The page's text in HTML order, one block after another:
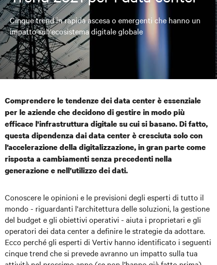
Cinque trend in rapida ascesa o emergenti che hanno un
impatto sull'ecosistema digitale globale
Comprendere le tendenze dei data center è essenziale
per le aziende che decidono di gestire in modo più
efficace l'infrastruttura digitale su cui si basano. Di fatto,
questa dipendenza dai data center è cresciuta solo con
l’accelerazione della digitalizzazione, in gran parte come
risposta a cambiamenti senza precedenti nella
generazione e nell’utilizzo dei dati.
Conoscere le opinioni e le previsioni degli esperti di tutto il
mondo - riguardanti l'architettura delle soluzioni, la gestione
del budget e gli obiettivi operativi - aiuta i proprietari e gli
operatori dei data center a definire le strategie da adottare.
Ecco perché gli esperti di Vertiv hanno identificato i seguenti
cinque trend che si prevede avranno un impatto sulla tua